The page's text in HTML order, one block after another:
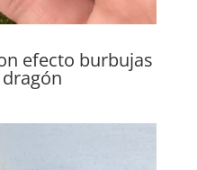
efecto burbujas